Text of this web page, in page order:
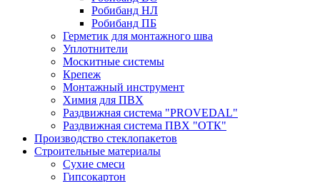
Робибанд НЛ
Робибанд ПБ
Герметик для монтажного шва
Уплотнители
Москитные системы
Крепеж
Монтажный инструмент
Химия для ПВХ
Раздвижная система "PROVEDAL"
Раздвижная система ПВХ "ОТК"
Производство стеклопакетов
Строительные материалы
Сухие смеси
Гипсокартон